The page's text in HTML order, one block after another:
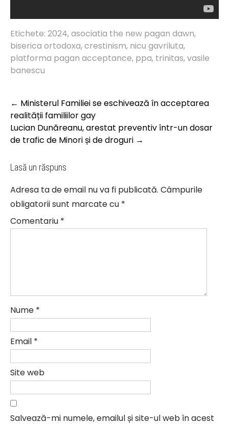
Etichete: 2024,asociatia the new pagan dawn,
biserica ortodoxa,crestinism, nicu gavriluta,
platforma pagan acceptance, ppa, trinitas,vasile
banescu
Post
navigation
← Ministerul Familiei se eschivează în acceptarea
realității familiilor gay
Lucian Dunăreanu, arestat preventiv într-un dosar
de trafic de Minori și de droguri →
Lasă un răspuns
Adresa ta de email nu va fi publicată. Câmpurile
obligatorii sunt marcate cu *
Comentariu *
Nume *
Email *
Site web
Salvează-mi numele, emailul și site-ul web în acest